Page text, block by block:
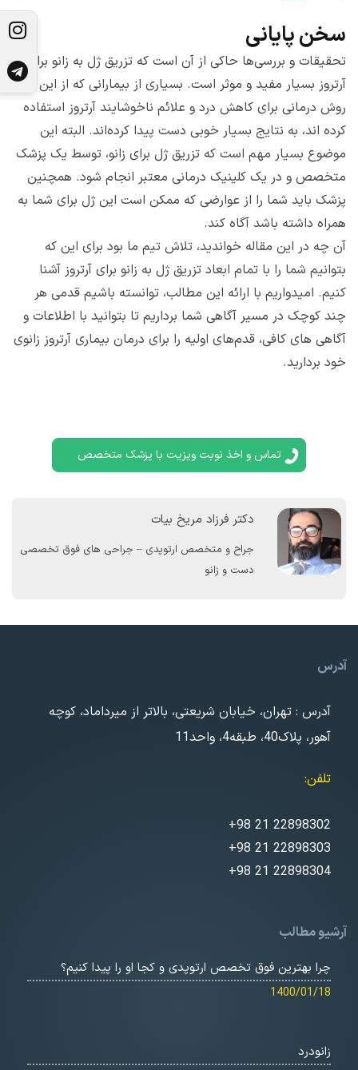
سخن پایانی
تحقیقات و بررسی‌ها حاکی از آن است که تزریق ژل به زانو برای
آرتروز بسیار مفید و موثر است. بسیاری از بیمارانی که از این
روش درمانی برای کاهش درد و علائم ناخوشایند آرتروز استفاده
کرده اند، به نتایج بسیار خوبی دست پیدا کرده‌اند. البته این
موضوع بسیار مهم است که تزریق ژل برای زانو، توسط یک پزشک
متخصص و در یک کلینیک درمانی معتبر انجام شود. همچنین
پزشک باید شما را از عوارضی که ممکن است این ژل برای شما به
همراه داشته باشد آگاه کند.
آن چه در این مقاله خواندید، تلاش تیم ما بود برای این که
بتوانیم شما را با تمام ابعاد تزریق ژل به زانو برای آرتروز آشنا
کنیم.‌ امیدواریم با ارائه این مطالب، توانسته باشیم قدمی هر
چند کوچک در مسیر آگاهی شما برداریم تا بتوانید با اطلاعات و
آگاهی های کافی، قدم‌های اولیه را برای درمان بیماری آرتروز زانوی
خود بردارید.
تماس و اخذ نوبت ویزیت با پزشک متخصص
دکتر فرزاد مریخ بیات
جراح و متخصص ارتوپدی – جراحی های فوق تخصصی
دست و زانو
آدرس
آدرس : تهران، خیابان شریعتی، بالاتر از میرداماد، کوچه
آهور، پلاک40، طبقه4، واحد11
تلفن
+98 21 22898302
+98 21 22898303
+98 21 22898304
آرشیو مطالب
چرا بهترین فوق تخصص ارتوپدی و کجا او را پیدا کنیم؟
1400/01/18
زانودرد